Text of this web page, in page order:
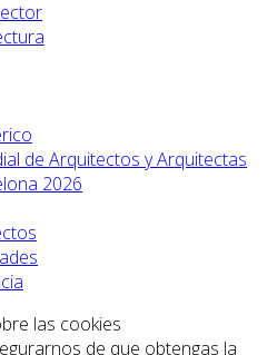
de Arquitectos y Arquitectas
2026
las cookies
de que obtengas la